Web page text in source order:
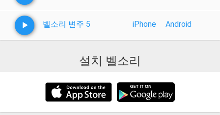
벨소리 변주 5 iPhone Android
설치 벨소리